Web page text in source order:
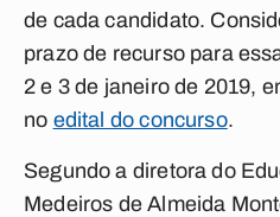
de cada candidato.
prazo de recurso para
2 e 3 de janeiro de 2019,
no edital do concurso.
Segundo a diretora do
Medeiros de Almeida